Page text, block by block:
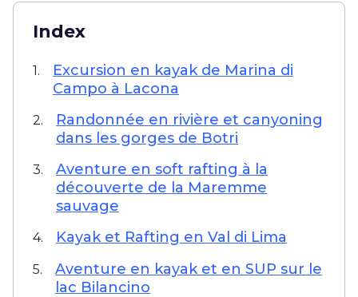
Index
1.
Excursion en kayak de Marina di
Campo à Lacona
2.
Randonnée en rivière et canyoning
dans les gorges de Botri
3.
Aventure en soft rafting à la
découverte de la Maremme
sauvage
4. Kayak et Rafting en Val di Lima
5.
Aventure en kayak et en SUP sur le
lac Bilancino